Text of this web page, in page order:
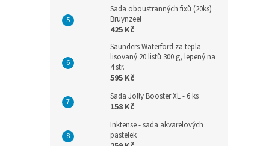
Sada oboustranných fixů (20ks)
Bruynzeel
425 Kč
Saunders Waterford za tepla
lisovaný 20 listů 300 g, lepený na
4 str.
595 Kč
Sada Jolly Booster XL - 6 ks
158 Kč
Inktense - sada akvarelových
pastelek